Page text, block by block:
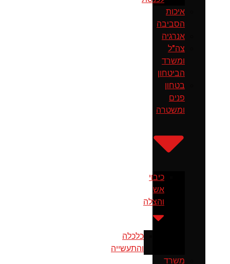
איכות
הסביבה
אנרגיה
צה"ל
ומשרד
הביטחון
בטחון
פנים
ומשטרה
כיבוי
אש
והצלה
כלכלה
והתעשייה
משרד